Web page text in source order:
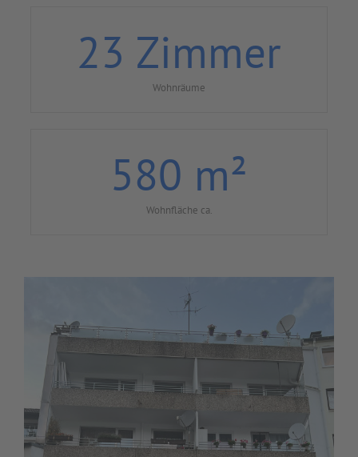
23 Zimmer
Wohnräume
580 m²
Wohnfläche ca.